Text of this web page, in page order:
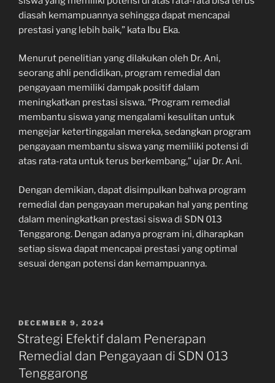
diasah kemampuannya sehingga dapat mencapai
prestasi yang lebih baik,” kata Ibu Eka.
Menurut penelitian yang dilakukan oleh Dr. Ani,
seorang ahli pendidikan, program remedial dan
pengayaan memiliki dampak positif dalam
meningkatkan prestasi siswa. “Program remedial
membantu siswa yang mengalami kesulitan untuk
mengejar ketertinggalan mereka, sedangkan program
pengayaan membantu siswa yang memiliki potensi di
atas rata-rata untuk terus berkembang,” ujar Dr. Ani.
Dengan demikian, dapat disimpulkan bahwa program
remedial dan pengayaan merupakan hal yang penting
dalam meningkatkan prestasi siswa di SDN 013
Tenggarong. Dengan adanya program ini, diharapkan
setiap siswa dapat mencapai prestasi yang optimal
sesuai dengan potensi dan kemampuannya.
POSTED
ON
DECEMBER 9, 2024
Strategi Efektif dalam Penerapan
Remedial dan Pengayaan di SDN 013
Tenggarong